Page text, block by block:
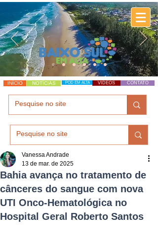
INÍCIO NOTÍCIAS POD EM ALTA VÍDEOS CONTATO
Bahia avança no tratamento de
cânceres do sangue com nova
UTI Onco-Hematológica no
Hospital Geral Roberto Santos
Vanessa Andrade
13 de mar. de 2025